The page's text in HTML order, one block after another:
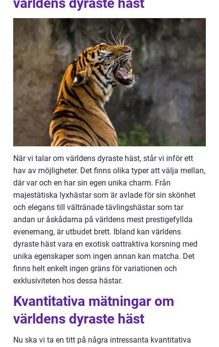
När vi talar om världens dyraste häst, står vi inför ett
hav av möjligheter. Det finns olika typer att välja mellan,
där var och en har sin egen unika charm. Från
majestätiska lyxhästar som är avlade för sin skönhet
och elegans till vältränade tävlingshästar som tar
andan ur åskådarna på världens mest prestigefyllda
evenemang, är utbudet brett. Ibland kan världens
dyraste häst vara en exotisk oattraktiva korsning med
unika egenskaper som ingen annan kan matcha. Det
finns helt enkelt ingen gräns för variationen och
exklusiviteten hos dessa hästar.
Kvantitativa mätningar om
världens dyraste häst
Nu ska vi ta en titt på några intressanta kvantitativa